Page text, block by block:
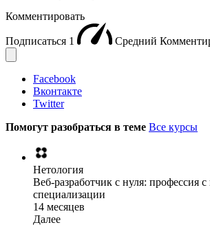
Комментировать
Подписаться 1 Средний
Facebook
Вконтакте
Twitter
Помогут разобраться в теме Все курсы
Нетология
Веб-разработчик с нуля: профессия
специализации
14 месяцев
Далее